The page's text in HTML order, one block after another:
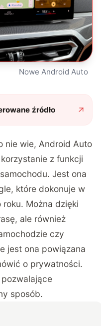
Nowe Android Auto
źródło
nie wie, Android Auto
z funkcji
Jest ona
które dokonuje w
Można dzięki
ale również
czy
jest ona powiązana
o prywatności.
pozwalające
sposób.